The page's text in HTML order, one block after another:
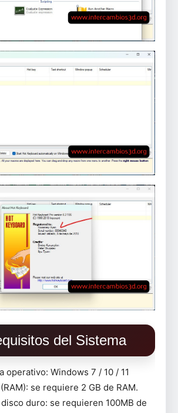
del Sistema
operativo: Windows 7 / 10 / 11
se requiere 2 GB de RAM.
duro: se requieren 100MB de